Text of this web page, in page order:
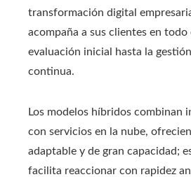
transformación digital
acompaña a sus clientes en todo
evaluación inicial hasta la
continua.
Los modelos híbridos combinan
con servicios en la nube,
adaptable y de gran capacidad;
facilita reaccionar con rapidez